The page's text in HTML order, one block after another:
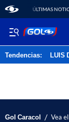
ÚLTIMAS
Tendencias: LUIS
Gol Caracol / Vea